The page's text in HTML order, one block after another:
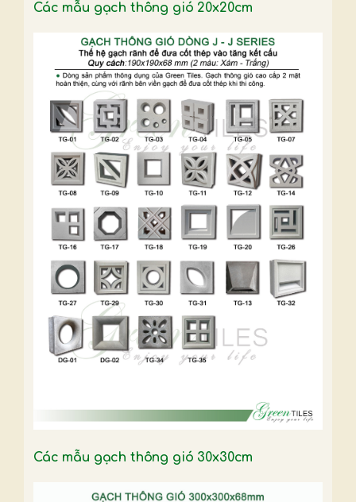
Các mẫu gạch thông gió 20x20cm
Các mẫu gạch thông gió 30x30cm